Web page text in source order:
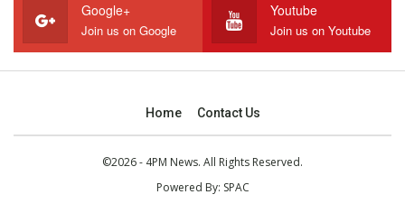
Google+
Join us on Google
Youtube
Join us on Youtube
Home Contact Us
©2026 - 4PM News. All Rights Reserved.
Powered By: SPAC